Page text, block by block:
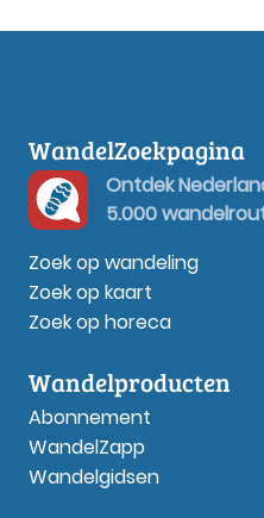
WandelZoekpagina
Ontdek
5.000
Zoek op wandeling
Zoek op kaart
Zoek op horeca
Wandelproducten
Abonnement
WandelZapp
Wandelgidsen